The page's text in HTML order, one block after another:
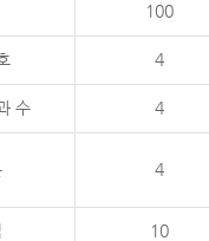
100
4
수 4
4
10